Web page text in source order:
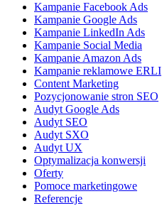
Kampanie Facebook Ads
Kampanie Google Ads
Kampanie LinkedIn Ads
Kampanie Social Media
Kampanie Amazon Ads
Kampanie reklamowe ERLI
Content Marketing
Pozycjonowanie stron SEO
Audyt Google Ads
Audyt SEO
Audyt SXO
Audyt UX
Optymalizacja konwersji
Oferty
Pomoce marketingowe
Referencje